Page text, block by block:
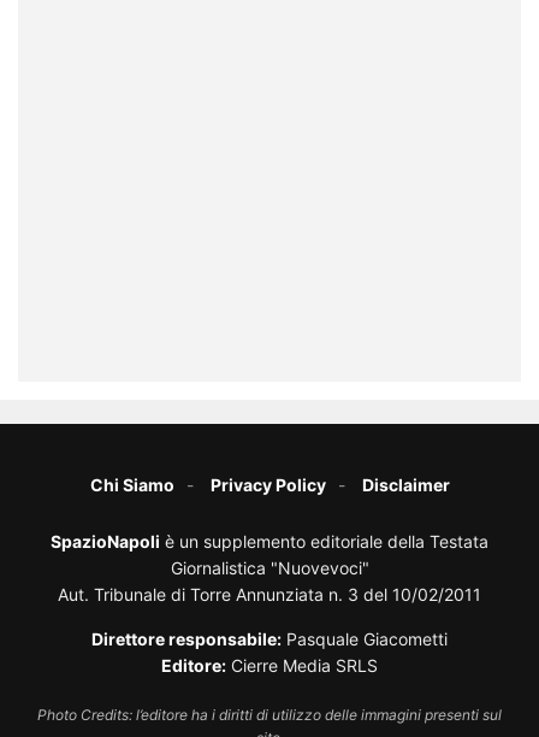
Chi Siamo Privacy Policy Disclaimer
SpazioNapoli è un supplemento editoriale della Testata
Giornalistica "Nuovevoci"
Aut. Tribunale di Torre Annunziata n. 3 del 10/02/2011
Direttore responsabile: Pasquale Giacometti
Editore: Cierre Media SRLS
Photo Credits: l’editore ha i diritti di utilizzo delle immagini presenti sul